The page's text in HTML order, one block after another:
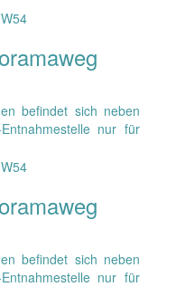
befindet sich neben
nur für
befindet sich neben
nur für